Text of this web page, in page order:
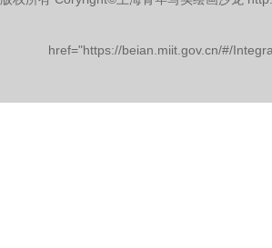
href="https://beian.miit.gov.cn/#/